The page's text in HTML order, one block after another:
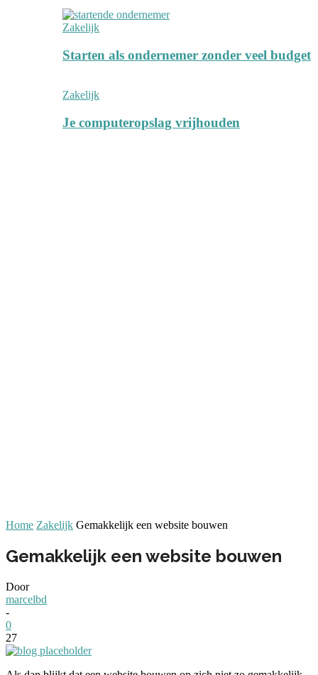
Zakelijk
Starten als ondernemer zonder veel budget
Zakelijk
Je computeropslag vrijhouden
Home Zakelijk Gemakkelijk een website bouwen
Gemakkelijk een website bouwen
Door
marcelbd
-
0
27